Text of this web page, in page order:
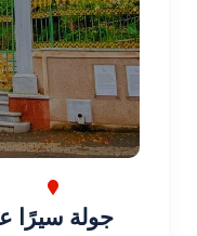
جولة سيرًا